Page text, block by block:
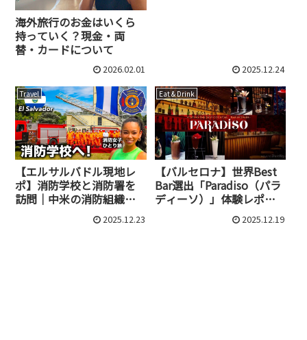
海外旅行のお金はいくら
持っていく？現金・両
替・カードについて
2026.02.01 2025.12.24
Travel
【エルサルバドル現地レ
ポ】消防学校と消防署を
訪問｜中米の消防組織と
2025.12.23
Eat & Drink
【バルセロナ】世界Best
Bar選出「Paradiso（パラ
ディーソ）」体験レポ｜
隠し扉の先にある非日常
2025.12.19